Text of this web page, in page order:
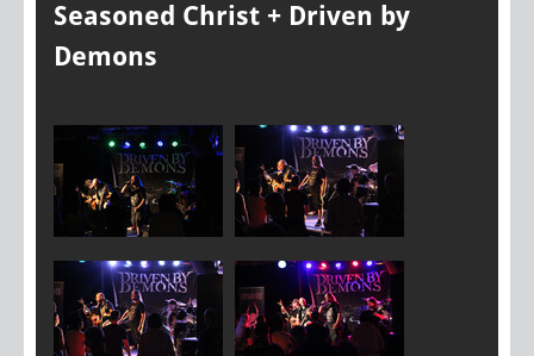
Seasoned Christ + Driven by
Demons